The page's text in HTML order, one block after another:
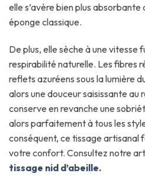
elle s’avère bien plus absorbante
éponge classique.
De plus, elle sèche à une vitesse
respirabilité naturelle. Les fibres
reflets azuréens sous la lumière
alors une douceur saisissante au
conserve en revanche une
alors parfaitement à tous les
conséquent, ce tissage
votre confort. Consultez notre
tissage nid d’abeille.